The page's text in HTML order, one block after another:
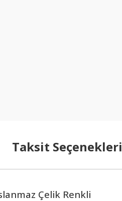
Taksit Seçenekleri
Çelik Renkli